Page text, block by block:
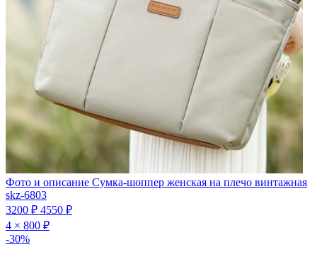
Фото и описание Сумка-шоппер женская на плечо винтажная
skz-6803
3200 ₽ 4550 ₽
4 × 800 ₽
-30%